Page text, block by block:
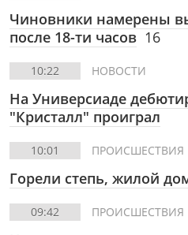
Чиновники намерены
после 18-ти часов 16
10:22 НОВОСТИ
На Универсиаде
"Кристалл" проиграл
10:01 ПРОИСШЕСТВИЯ
Горели степь, жилой
09:42 ПРОИСШЕСТВИЯ